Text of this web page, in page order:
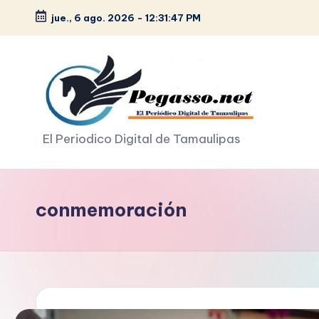
Saltar
contenido
jue., 6 ago. 2026 - 12:31:48 PM
p
e
g
s
o
El Periodico Digital de Tamaulipas
conmemoración